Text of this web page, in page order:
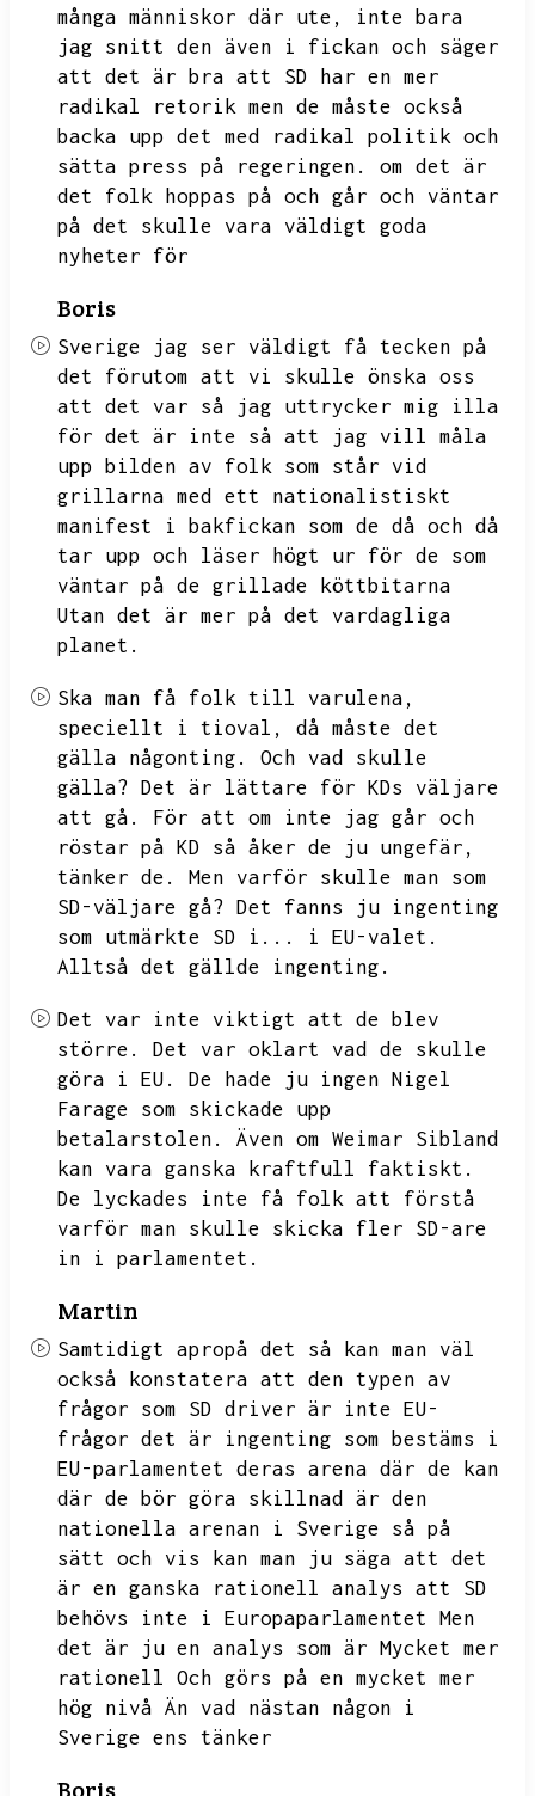
många människor där ute,
inte bara
jag snitt den även i fickan och säger
att det är bra att SD har en mer
radikal retorik men de måste också
backa upp det med radikal politik och
sätta press på regeringen.
om det är
det folk hoppas på och går och väntar
på det skulle vara väldigt goda
nyheter för
Boris
Sverige jag ser väldigt få tecken på
det förutom att vi skulle önska oss
att det var så jag uttrycker mig illa
för det är inte så att jag vill måla
upp bilden av folk som står vid
grillarna med ett nationalistiskt
manifest i bakfickan som de då och då
tar upp och läser högt ur för de som
väntar på de grillade köttbitarna
Utan det är mer på det vardagliga
planet.
Ska man få folk till varulena,
speciellt i tioval,
då måste det
gälla någonting.
Och vad skulle
gälla? Det är lättare för KDs väljare
att gå.
För att om inte jag går och
röstar på KD så åker de ju ungefär,
tänker de.
Men varför skulle man som
SD-väljare gå? Det fanns ju ingenting
som utmärkte SD i...
i EU-valet.
Alltså det gällde ingenting.
Det var inte viktigt att de blev
större.
Det var oklart vad de skulle
göra i EU.
De hade ju ingen Nigel
Farage som skickade upp
betalarstolen.
Även om Weimar Sibland
kan vara ganska kraftfull faktiskt.
De lyckades inte få folk att förstå
varför man skulle skicka fler SD-are
in i parlamentet.
Martin
Samtidigt apropå det så kan man väl
också konstatera att den typen av
frågor som SD driver är inte EU-
frågor det är ingenting som bestäms i
EU-parlamentet deras arena där de kan
där de bör göra skillnad är den
nationella arenan i Sverige så på
sätt och vis kan man ju säga att det
är en ganska rationell analys att SD
behövs inte i Europaparlamentet Men
det är ju en analys som är Mycket mer
rationell Och görs på en mycket mer
hög nivå Än vad nästan någon i
Sverige ens tänker